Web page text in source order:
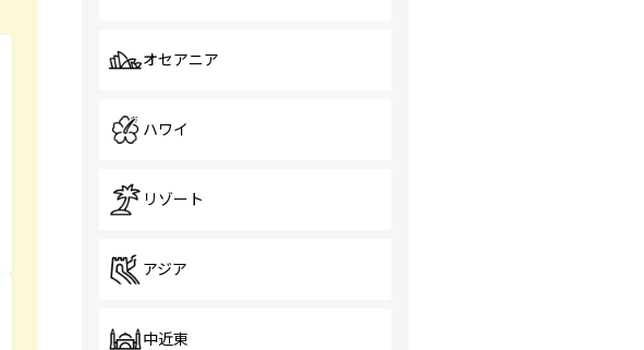
オセアニア
ハワイ
リゾート
アジア
中近東